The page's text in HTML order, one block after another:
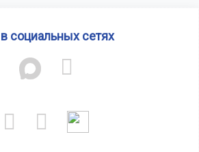
социальных сетях